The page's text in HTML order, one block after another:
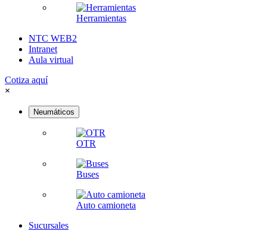
Herramientas
NTC WEB2
Intranet
Aula virtual
Cotiza aquí
×
Neumáticos
OTR
Buses
Auto camioneta
Sucursales